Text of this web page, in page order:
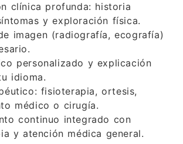
clínica profunda: historia
y exploración física.
imagen (radiografía, ecografía)
personalizado y explicación
idioma.
fisioterapia, ortesis,
médico o cirugía.
continuo integrado con
y atención médica general.